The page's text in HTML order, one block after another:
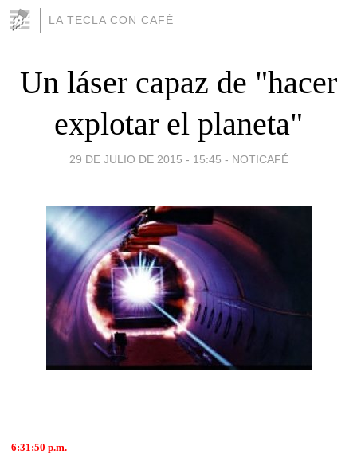
LA TECLA CON CAFÉ
Un láser capaz de "hacer
explotar el planeta"
29 DE JULIO DE 2015 - 15:45 - NOTICAFÉ
6:31:50 p.m.